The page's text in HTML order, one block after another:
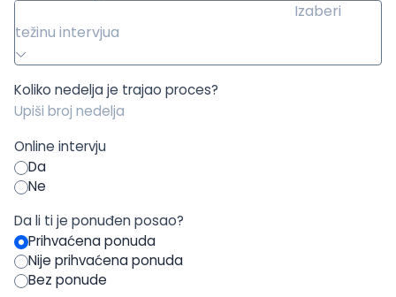
Izaberi
težinu intervjua
Koliko nedelja je trajao proces?
Online intervju
Da
Ne
Da li ti je ponuđen posao?
Prihvaćena ponuda
Nije prihvaćena ponuda
Bez ponude